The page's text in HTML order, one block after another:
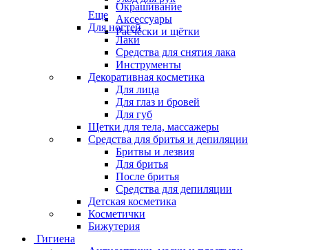
Окрашивание
Аксессуары
Расчёски и щётки
Еще
Для ногтей
Лаки
Средства для снятия лака
Инструменты
Декоративная косметика
Для лица
Для глаз и бровей
Для губ
Щетки для тела, массажеры
Средства для бритья и депиляции
Бритвы и лезвия
Для бритья
После бритья
Средства для депиляции
Детская косметика
Косметички
Бижутерия
Гигиена